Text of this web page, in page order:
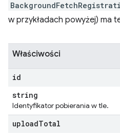
w przykładach powyżej) ma
Właściwości
id
string
Identyfikator pobierania w tle.
uploadTotal